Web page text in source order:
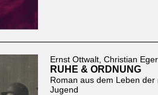
Ernst Ottwalt, Christian Eger
RUHE & ORDNUNG
Roman aus dem Leben der
Jugend